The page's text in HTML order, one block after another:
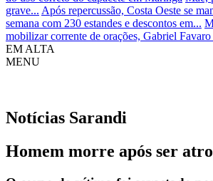
grave... Após repercussão, Costa Oeste se
semana com 230 estandes e descontos em...
mobilizar corrente de orações, Gabriel
EM ALTA
MENU
Notícias Sarandi
Homem morre após ser